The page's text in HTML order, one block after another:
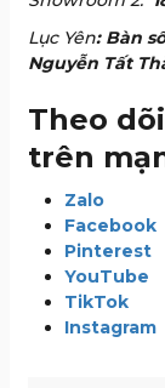
Lục Yên: Bàn
Nguyễn Tất
Theo
trên
Zalo
Facebook
Pinterest
YouTube
TikTok
Instagram